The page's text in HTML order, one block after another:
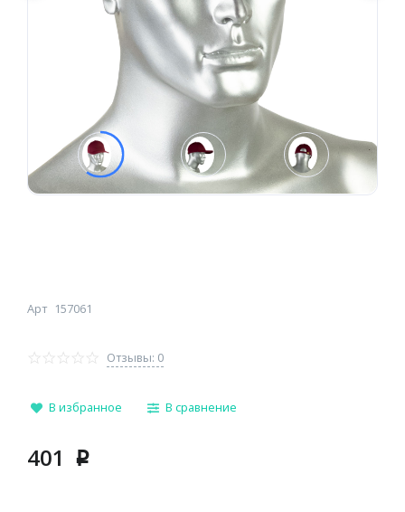
Арт 157061
Отзывы: 0
В избранное В сравнение
401 p